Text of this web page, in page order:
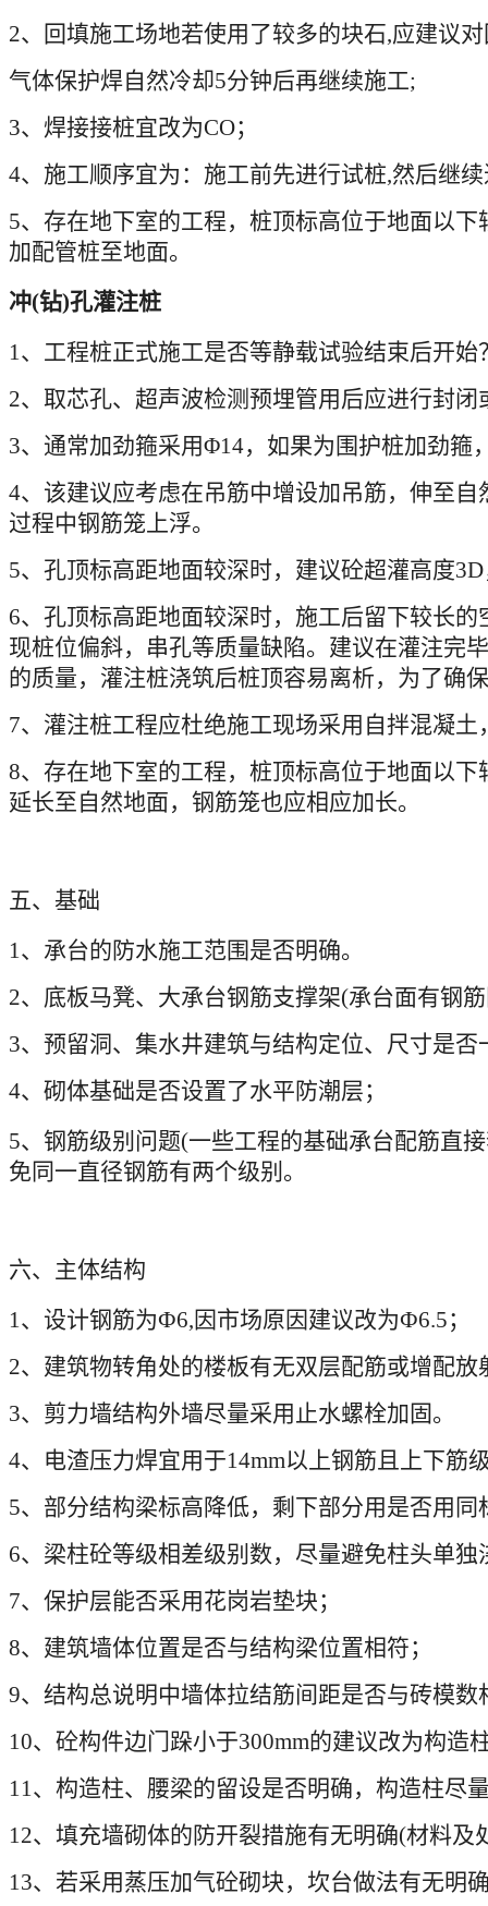
2、回填施工场地若使用了较多的块石,应建议
气体保护焊自然冷却5分钟后再继续施工;
3、焊接接桩宜改为CO；
4、施工顺序宜为：施工前先进行试桩,然后继
5、存在地下室的工程，桩顶标高位于地面以
加配管桩至地面。
冲(钻)孔灌注桩
1、工程桩正式施工是否等静载试验结束后开始
2、取芯孔、超声波检测预埋管用后应进行封
3、通常加劲箍采用Φ14，如果为围护桩加劲箍
4、该建议应考虑在吊筋中增设加吊筋，伸至
过程中钢筋笼上浮。
5、孔顶标高距地面较深时，建议砼超灌高度3D
6、孔顶标高距地面较深时，施工后留下较长
现桩位偏斜，串孔等质量缺陷。建议在灌注完
的质量，灌注桩浇筑后桩顶容易离析，为了确
7、灌注桩工程应杜绝施工现场采用自拌混凝
8、存在地下室的工程，桩顶标高位于地面以
延长至自然地面，钢筋笼也应相应加长。
五、基础
1、承台的防水施工范围是否明确。
2、底板马凳、大承台钢筋支撑架(承台面有钢
3、预留洞、集水井建筑与结构定位、尺寸是否
4、砌体基础是否设置了水平防潮层；
5、钢筋级别问题(一些工程的基础承台配筋直
免同一直径钢筋有两个级别。
六、主体结构
1、设计钢筋为Ф6,因市场原因建议改为Ф6.5；
2、建筑物转角处的楼板有无双层配筋或增配放
3、剪力墙结构外墙尽量采用止水螺栓加固。
4、电渣压力焊宜用于14mm以上钢筋且上下筋
5、部分结构梁标高降低，剩下部分用是否用同
6、梁柱砼等级相差级别数，尽量避免柱头单独
7、保护层能否采用花岗岩垫块；
8、建筑墙体位置是否与结构梁位置相符；
9、结构总说明中墙体拉结筋间距是否与砖模数
10、砼构件边门跺小于300mm的建议改为构造
11、构造柱、腰梁的留设是否明确，构造柱尽
12、填充墙砌体的防开裂措施有无明确(材料及
13、若采用蒸压加气砼砌块，坎台做法有无明